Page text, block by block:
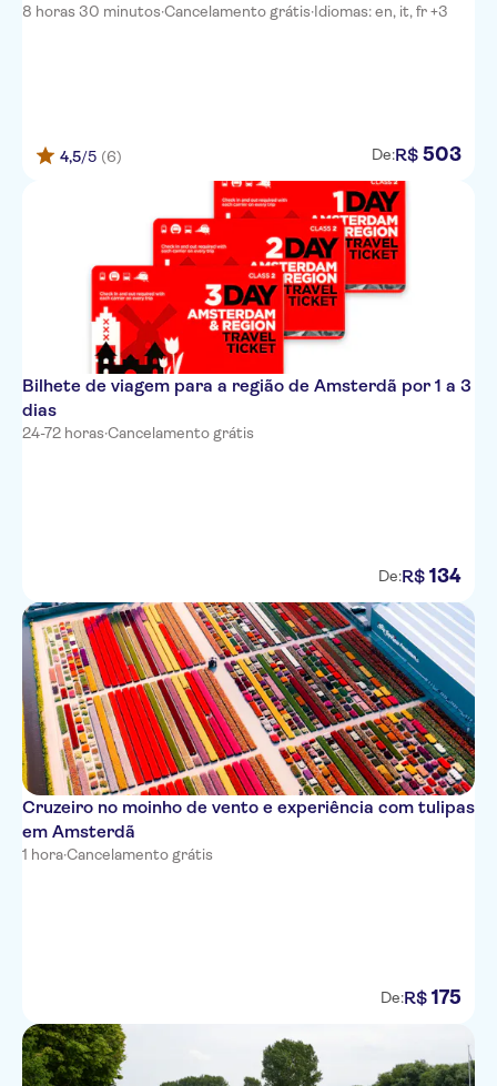
8 horas 30 minutos·Cancelamento grátis·Idiomas: en, it, fr +3
4,5/5 (6) De:R$ 503
Bilhete de viagem para a região de Amsterdã por 1 a 3
dias
24-72 horas·Cancelamento grátis
De:R$ 134
Cruzeiro no moinho de vento e experiência com tulipas
em Amsterdã
1 hora·Cancelamento grátis
De:R$ 175